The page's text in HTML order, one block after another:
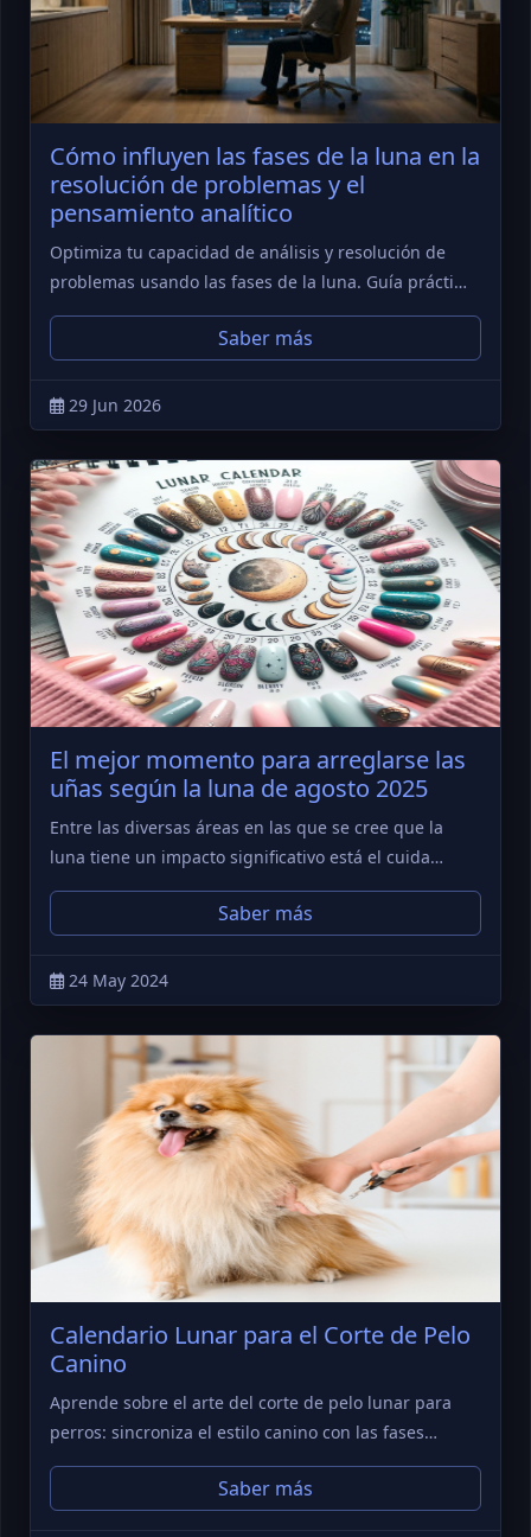
Cómo influyen las fases de la luna en la
resolución de problemas y el
pensamiento analítico
Optimiza tu capacidad de análisis y resolución de
problemas usando las fases de la luna. Guía prácti…
Saber más
29 Jun 2026
El mejor momento para arreglarse las
uñas según la luna de agosto 2025
Entre las diversas áreas en las que se cree que la
luna tiene un impacto significativo está el cuida…
Saber más
24 May 2024
Calendario Lunar para el Corte de Pelo
Canino
Aprende sobre el arte del corte de pelo lunar para
perros: sincroniza el estilo canino con las fases…
Saber más